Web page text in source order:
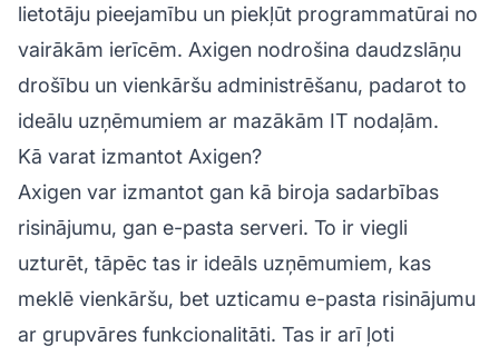
lietotāju pieejamību un piekļūt programmatūrai no
vairākām ierīcēm. Axigen nodrošina daudzslāņu
drošību un vienkāršu administrēšanu, padarot to
ideālu uzņēmumiem ar mazākām IT nodaļām.
Kā varat izmantot Axigen?
Axigen var izmantot gan kā biroja sadarbības
risinājumu, gan e-pasta serveri. To ir viegli
uzturēt, tāpēc tas ir ideāls uzņēmumiem, kas
meklē vienkāršu, bet uzticamu e-pasta risinājumu
ar grupvāres funkcionalitāti. Tas ir arī ļoti